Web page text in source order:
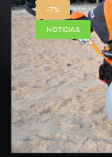
-7%
NOTICIAS